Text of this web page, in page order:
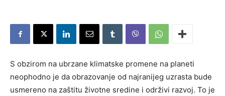
S obzirom na ubrzane klimatske promene na planeti
neophodno je da obrazovanje od najranijeg uzrasta bude
usmereno na zaštitu životne sredine i održivi razvoj. To je